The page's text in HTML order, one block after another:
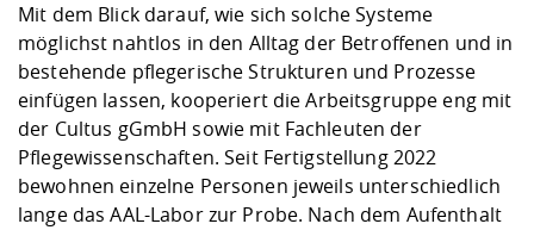
Mit dem Blick darauf, wie sich solche Systeme
möglichst nahtlos in den Alltag der Betroffenen und in
bestehende pflegerische Strukturen und Prozesse
einfügen lassen, kooperiert die Arbeitsgruppe eng mit
der Cultus gGmbH sowie mit Fachleuten der
Pflegewissenschaften. Seit Fertigstellung 2022
bewohnen einzelne Personen jeweils unterschiedlich
lange das AAL-Labor zur Probe. Nach dem Aufenthalt